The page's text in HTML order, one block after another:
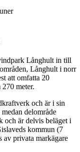
Långhult in till
Långhult i norr
att omfatta 20
meter.
och är i sin
delområde
och är delvis beläget i
kommun (7
av privata markägare